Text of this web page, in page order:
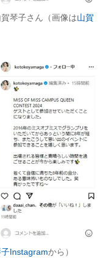
琴子さん（画像は山賀
Instagramから）